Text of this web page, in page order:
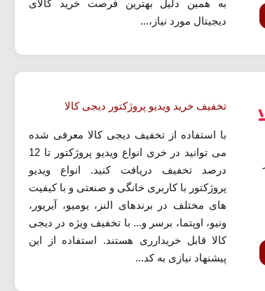
به همین دلیل بهترین فرصت خرید کالای
دیجیتال مورد نیاز،...
تخفیف خرید ویدیو پروژکتور دیجی کالا
با استفاده از تخفیف دیجی کالا معرفی شده
می توانید در خری انواع ویدیو پروژکتور تا 12
درصد تخفیف دریافت کنید. انواع ویدیو
پروژکتور با کاربری خانگی و صنعتی و با کیفیت
های مختلف در برندهای النز، یومیو، آیریور،
ونیو، اوپتما، برسر و... با تخفیف ویژه در دیجی
کالا قابل خریدارری هستند. استفاده از این
پیشنهاد نیازی به کد...